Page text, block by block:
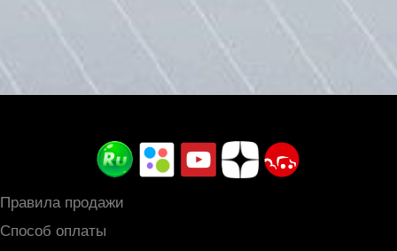
Правила продажи
Способ оплаты